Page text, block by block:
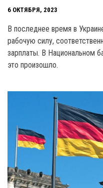
6 ОКТЯБРЯ, 2023
В последнее время в
рабочую силу,
зарплаты. В Национальном
это произошло.